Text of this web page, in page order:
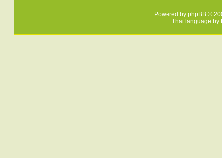
Powered by phpBB ©
Thai language by